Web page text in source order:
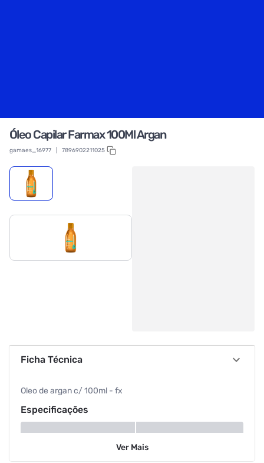
Óleo Capilar Farmax 100Ml Argan
gamaes_16977 7896902211025
Ficha Técnica
Oleo de argan c/ 100ml - fx
Especificações
Ver Mais